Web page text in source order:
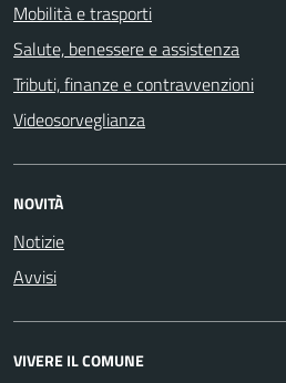
Mobilità e trasporti
Salute, benessere e assistenza
Tributi, finanze e contravvenzioni
Videosorveglianza
NOVITÀ
Notizie
Avvisi
VIVERE IL COMUNE